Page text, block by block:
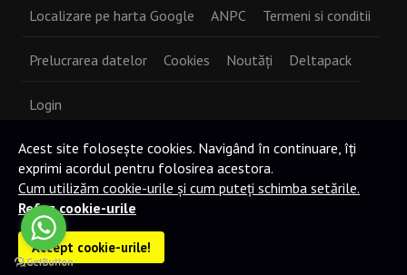
Localizare pe harta Google ANPC Termeni si conditii
Prelucrarea datelor Cookies Noutăți Deltapack
Login
© 2018-2026 Compresoare aer
Acest site folosește cookies. Navigând în continuare, îți
exprimi acordul pentru folosirea acestora.
Cum utilizăm cookie-urile și cum puteți schimba setările.
Refuz cookie-urile
Accept cookie-urile!